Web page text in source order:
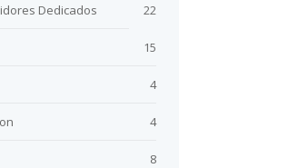
Dedicados 22
15
4
4
8